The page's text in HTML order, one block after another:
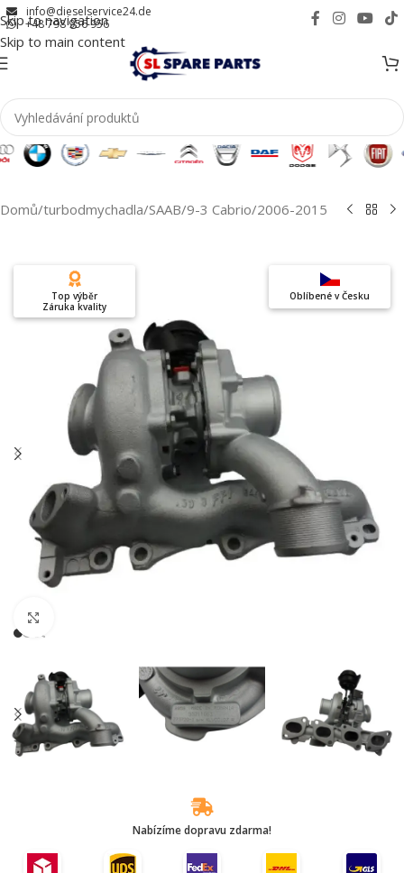
Skip to navigation
Skip to main content
info@dieselservice24.de
+48 798 956 956
Domů/turbodmychadla/SAAB/9-3 Cabrio/2006-2015
Oblíbené v Česku
Top výběr
Záruka kvality
Nabízíme dopravu zdarma!